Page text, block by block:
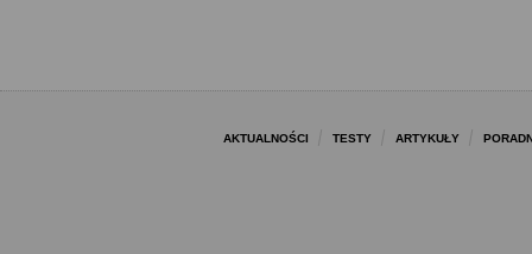
AKTUALNOŚCI TESTY ARTYKUŁY